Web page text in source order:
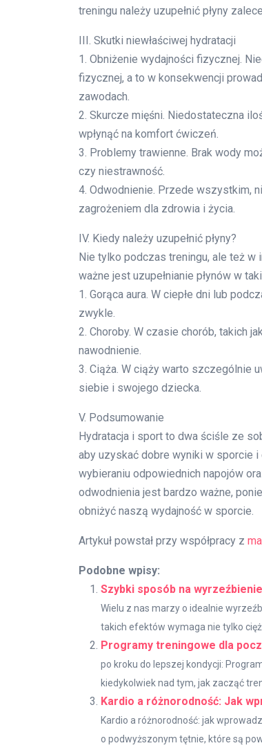
treningu należy uzupełnić płyny
III. Skutki niewłaściwej hydratacji
1. Obniżenie wydajności fizycznej.
fizycznej, a to w konsekwencji
zawodach.
2. Skurcze mięśni. Niedostateczna
wpłynąć na komfort ćwiczeń.
3. Problemy trawienne. Brak wody
czy niestrawność.
4. Odwodnienie. Przede wszystkim,
zagrożeniem dla zdrowia i życia.
IV. Kiedy należy uzupełnić płyny?
Nie tylko podczas treningu, ale też w
ważne jest uzupełnianie płynów w
1. Gorąca aura. W ciepłe dni lub
zwykle.
2. Choroby. W czasie chorób, takich
nawodnienie.
3. Ciąża. W ciąży warto szczególnie
siebie i swojego dziecka.
V. Podsumowanie
Hydratacja i sport to dwa ściśle ze
aby uzyskać dobre wyniki w sporcie
wybieraniu odpowiednich napojów
odwodnienia jest bardzo ważne,
obniżyć naszą wydajność w sporcie.
Artykuł powstał przy współpracy z
Podobne wpisy:
Szybki sposób na
Wielu z nas marzy o idealnie
takich efektów wymaga nie tylko
Programy treningowe dla
po kroku do lepszej kondycji:
kiedykolwiek nad tym, jak zacząć
Kardio a różnorodność: Jak
Kardio a różnorodność: jak
o podwyższonym tętnie, które są